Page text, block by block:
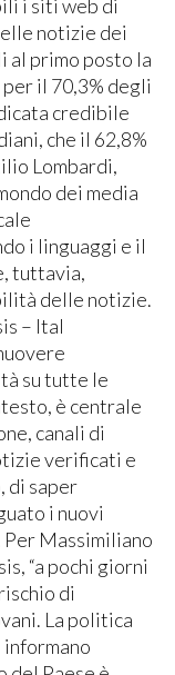
i siti web di
notizie dei
al primo posto la
il 70,3% degli
credibile
che il 62,8%
Lombardi,
dei media
i linguaggi e il
tuttavia,
delle notizie.
– Ital
su tutte le
è centrale
canali di
verificati e
di saper
i nuovi
Per Massimiliano
“a pochi giorni
di
La politica
informano